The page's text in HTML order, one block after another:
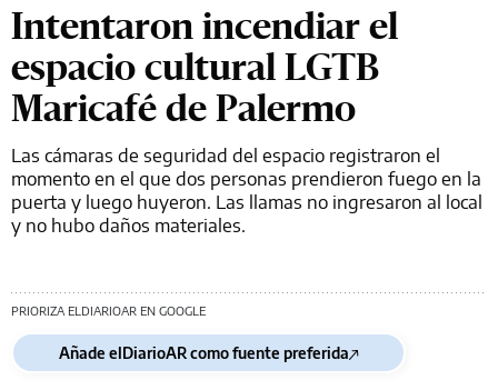
Intentaron incendiar el
espacio cultural LGTB
Maricafé de Palermo
Las cámaras de seguridad del espacio registraron el
momento en el que dos personas prendieron fuego en la
puerta y luego huyeron. Las llamas no ingresaron al local
y no hubo daños materiales.
PRIORIZA ELDIARIOAR EN GOOGLE
Añade elDiarioAR como fuente preferida